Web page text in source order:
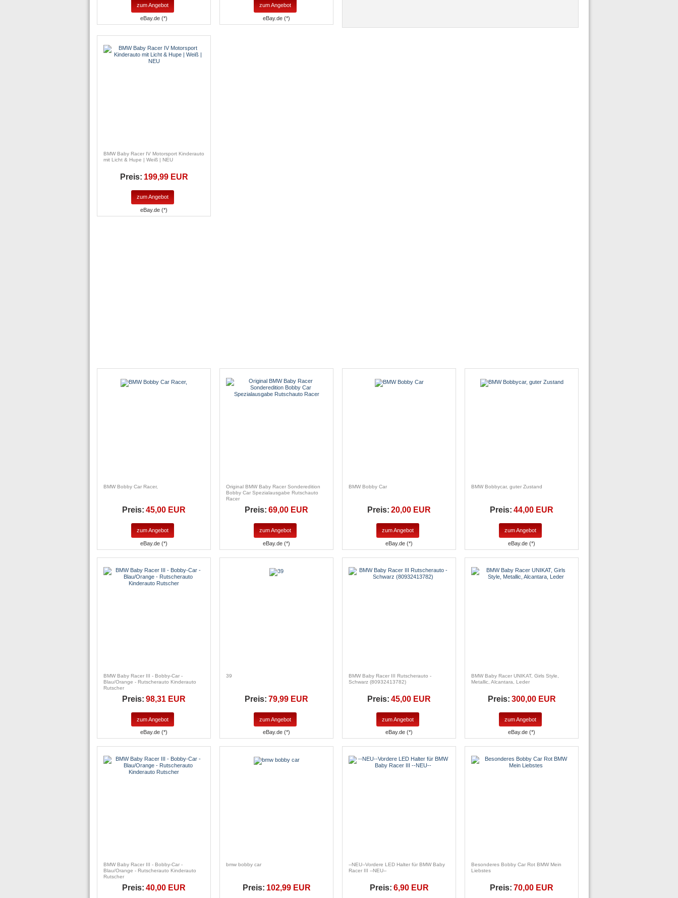
zum Angebot
eBay.de (*)
zum Angebot
eBay.de (*)
BMW Baby Racer IV Motorsport Kinderauto
mit Licht & Hupe | Weiß | NEU
Preis: 199,99 EUR
zum Angebot
eBay.de (*)
BMW Bobby Car Racer,
Preis: 45,00 EUR
zum Angebot
eBay.de (*)
Original BMW Baby Racer Sonderedition
Bobby Car Spezialausgabe Rutschauto
Racer
Preis: 69,00 EUR
zum Angebot
eBay.de (*)
BMW Bobby Car
Preis: 20,00 EUR
zum Angebot
eBay.de (*)
BMW Bobbycar, guter Zustand
Preis: 44,00 EUR
zum Angebot
eBay.de (*)
BMW Baby Racer III - Bobby-Car -
Blau/Orange - Rutscherauto Kinderauto
Rutscher
Preis: 98,31 EUR
zum Angebot
eBay.de (*)
39
Preis: 79,99 EUR
zum Angebot
eBay.de (*)
BMW Baby Racer III Rutscherauto -
Schwarz (80932413782)
Preis: 45,00 EUR
zum Angebot
eBay.de (*)
BMW Baby Racer UNIKAT, Girls Style,
Metallic, Alcantara, Leder
Preis: 300,00 EUR
zum Angebot
eBay.de (*)
BMW Baby Racer III - Bobby-Car -
Blau/Orange - Rutscherauto Kinderauto
Rutscher
Preis: 40,00 EUR
bmw bobby car
Preis: 102,99 EUR
--NEU--Vordere LED Halter für BMW Baby
Racer III --NEU--
Preis: 6,90 EUR
Besonderes Bobby Car Rot BMW Mein
Liebstes
Preis: 70,00 EUR